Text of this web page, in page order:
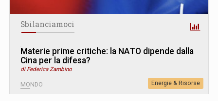
Sbilanciamoci
Materie prime critiche: la NATO dipende dalla
Cina per la difesa?
di Federica Zambino
MONDO Energie & Risorse